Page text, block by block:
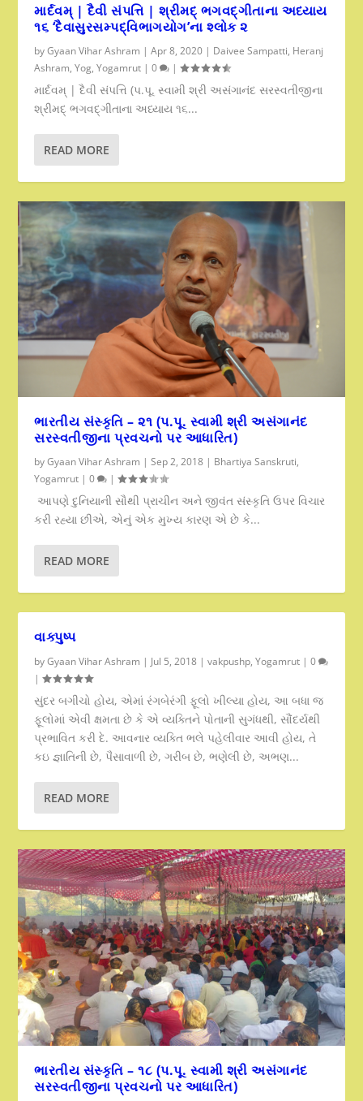
માર્દવમ્ | દૈવી સંપત્તિ | શ્રીમદ્ ભગવદ્ગીતાના અધ્યાય
૧૬ ‘દૈવાસુરસમ્પદ્વિભાગયોગ’ના શ્લોક ૨
byGyaan Vihar Ashram |Apr 8, 2020 | Daivee Sampatti, Heranj
Ashram,Yog,Yogamrut |0 |
માર્દવમ્ | દૈવી સંપત્તિ (પ.પૂ. સ્વામી શ્રી અસંગાનંદ સરસ્વતીજીના
શ્રીમદ્ ભગવદ્ગીતાના અધ્યાય ૧૬...
READ MORE
ભારતીય સંસ્કૃતિ – ૨૧ (પ.પૂ. સ્વામી શ્રી અસંગાનંદ
સરસ્વતીજીના પ્રવચનો પર આધારિત)
byGyaan Vihar Ashram |Sep 2, 2018 | Bhartiya Sanskruti,
Yogamrut |0 |
આપણે દુનિયાની સૌથી પ્રાચીન અને જીવંત સંસ્કૃતિ ઉપર વિચાર
કરી રહ્યા છીએ, એનું એક મુખ્ય કારણ એ છે કે...
READ MORE
વાક્પુષ્પ
byGyaan Vihar Ashram | Jul 5, 2018 |vakpushp,Yogamrut |0
|
સુંદર બગીચો હોય, એમાં રંગબેરંગી ફૂલો ખીલ્યા હોય, આ બધા જ
ફૂલોમાં એવી ક્ષમતા છે કે એ વ્યક્તિને પોતાની સુગંધથી, સૌંદર્યથી
પ્રભાવિત કરી દે. આવનાર વ્યક્તિ ભલે પહેલીવાર આવી હોય, તે
કઇ જ્ઞાતિની છે, પૈસાવાળી છે, ગરીબ છે, ભણેલી છે, અભણ...
READ MORE
ભારતીય સંસ્કૃતિ – ૧૮ (પ.પૂ. સ્વામી શ્રી અસંગાનંદ
સરસ્વતીજીના પ્રવચનો પર આધારિત)